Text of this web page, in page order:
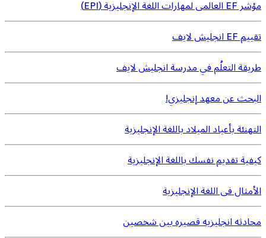
مؤشر EF العالمى لمهارات اللغة الإنجليزية (EPI)
تقييم EF انجليش لايف
طريقة التعلُم في مدرسة انجليش لايف
البحث عن معهد إنجليزي!
التهنئة بأعياد الميلاد باللغة الإنجليزية
كيفية تقديم نفسك باللغة الإنجليزية
الأمثال فى اللغة الإنجليزية
محادثه انجليزيه قصيره بين شخصين